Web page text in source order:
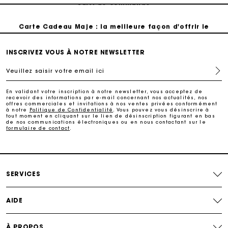
cadeau parfait
Livraison à domicile offerte sous 2 à 3 jours ouvrés.
Paiement en 4x fois sans frais
Echanges & Retours offerts
INSCRIVEZ VOUS À NOTRE NEWSLETTER
Veuillez saisir votre email ici
En validant votre inscription à notre newsletter, vous acceptez de
recevoir des informations par e-mail concernant nos actualités, nos
offres commerciales et invitations à nos ventes privées conformément
à notre
Politique de Confidentialité
. Vous pouvez vous désinscrire à
tout moment en cliquant sur le lien de désinscription figurant en bas
de nos communications électroniques ou en nous contactant sur le
formulaire de contact
SERVICES
AIDE